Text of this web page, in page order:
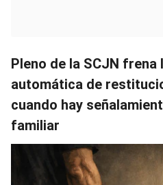
Pleno de la SCJN frena
automática de
cuando hay
familiar